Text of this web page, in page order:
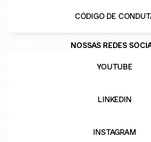
CÓDIGO DE
NOSSAS REDES
YOUTUBE
LINKEDIN
INSTAGRAM